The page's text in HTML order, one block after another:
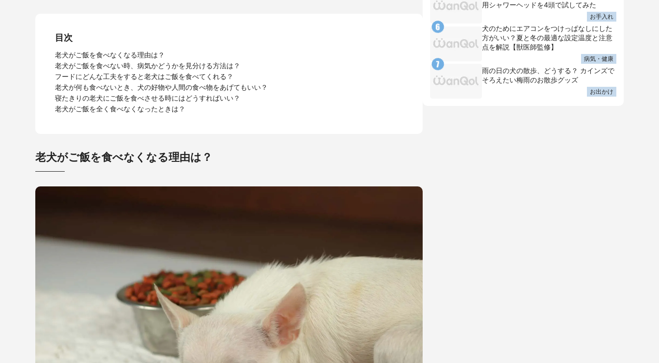
目次
老犬がご飯を食べなくなる理由は？
老犬がご飯を食べない時、病気かどうかを見分ける方法は？
フードにどんな工夫をすると老犬はご飯を食べてくれる？
老犬が何も食べないとき、犬の好物や人間の食べ物をあげてもいい？
寝たきりの老犬にご飯を食べさせる時にはどうすればいい？
老犬がご飯を全く食べなくなったときは？
老犬がご飯を食べなくなる理由は？
用シャワーヘッドを4頭で試してみた
お手入れ
犬のためにエアコンをつけっぱなしにした
方がいい？夏と冬の最適な設定温度と注意
点を解説【獣医師監修】
病気・健康
雨の日の犬の散歩、どうする？ カインズで
そろえたい梅雨のお散歩グッズ
お出かけ